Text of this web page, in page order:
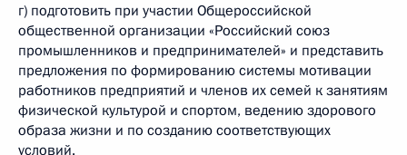
г) подготовить при участии Общероссийской
общественной организации «Российский союз
промышленников и предпринимателей» и представить
предложения по формированию системы мотивации
работников предприятий и членов их семей к занятиям
физической культурой и спортом, ведению здорового
образа жизни и по созданию соответствующих
условий.